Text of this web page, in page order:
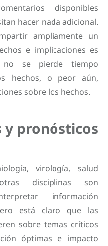
disponibles
hacer nada adicional.
ampliamente un
e implicaciones es
se pierde tiempo
hechos, o peor aún,
sobre los hechos.
y pronósticos
virología, salud
disciplinas son
información
está claro que las
sobre temas críticos
óptimas e impacto